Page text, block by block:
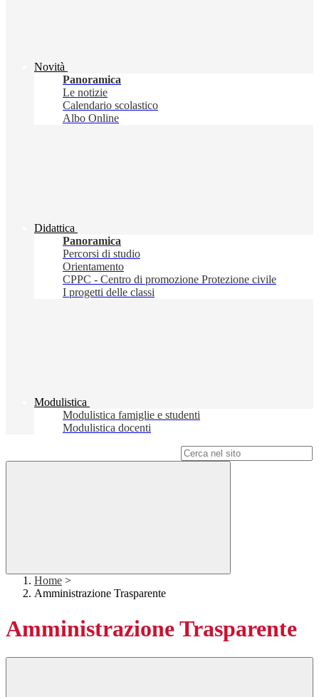
Novità
Panoramica
Le notizie
Calendario scolastico
Albo Online
Didattica
Panoramica
Percorsi di studio
Orientamento
CPPC - Centro di promozione Protezione civile
I progetti delle classi
Modulistica
Modulistica famiglie e studenti
Modulistica docenti
Home >
Amministrazione Trasparente
Amministrazione Trasparente